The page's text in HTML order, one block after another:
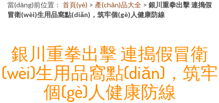
當(dāng)前位置： 首頁(yè) > 產(chǎn)品大全 > 銀川重拳出擊 連搗假
冒衛(wèi)生用品窩點(diǎn)，筑牢個(gè)人健康防線
銀川重拳出擊 連搗假冒衛
(wèi)生用品窩點(diǎn)，筑牢
個(gè)人健康防線